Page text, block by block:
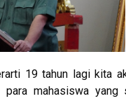
19 tahun lagi kita
para mahasiswa